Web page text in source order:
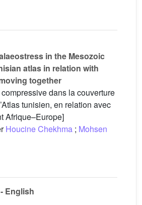
in the Mesozoic
atlas in relation with
together
dans la couverture
tunisien, en relation avec
Afrique–Europe]
Houcine Chekhma ; Mohsen
English